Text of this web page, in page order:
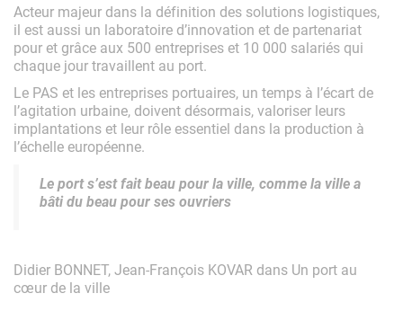
Acteur majeur dans la définition des solutions logistiques,
il est aussi un laboratoire d’innovation et de partenariat
pour et grâce aux 500 entreprises et 10 000 salariés qui
chaque jour travaillent au port.
Le PAS et les entreprises portuaires, un temps à l’écart de
l’agitation urbaine, doivent désormais, valoriser leurs
implantations et leur rôle essentiel dans la production à
l’échelle européenne.
Le port s’est fait beau pour la ville, comme la ville a
bâti du beau pour ses ouvriers
Didier BONNET, Jean-François KOVAR dans Un port au
cœur de la ville